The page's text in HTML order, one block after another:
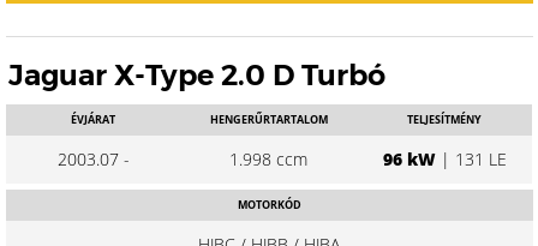
Jaguar X-Type 2.0 D Turbó
ÉVJÁRAT
2003.07 -
HENGERŰRTARTALOM
1.998 ccm
TELJESÍTMÉNY
96 kW| 131 LE
MOTORKÓD